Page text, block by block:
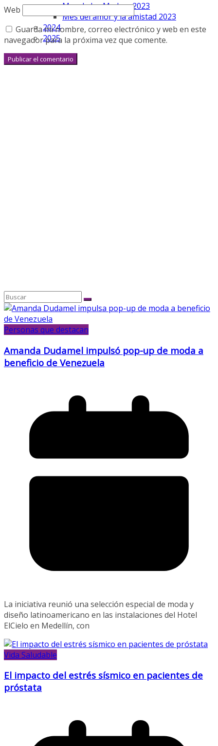
Mes de las Madres 2023
Mes del amor y la amistad 2023
2024
2025
Web
Guarda mi nombre, correo electrónico y web en este
navegador para la próxima vez que comente.
Personas que destacan
Amanda Dudamel impulsó pop-up de moda a
beneficio de Venezuela
La iniciativa reunió una selección especial de moda y
diseño latinoamericano en las instalaciones del Hotel
ElCielo en Medellín, con
Vida Saludable
El impacto del estrés sísmico en pacientes de
próstata